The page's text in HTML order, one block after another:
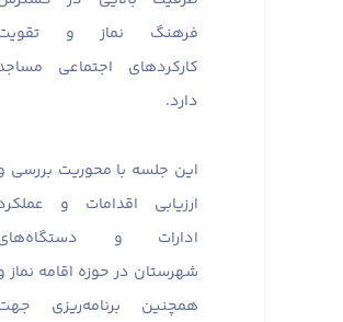
فرهنگ نماز و
کارکردهای اجتماعی
دارد.
این جلسه با محوریت بررسی
ارزیابی اقدامات و
ادارات و
شهرستان در حوزه اقامه نماز
همچنین برنامه‌ریزی